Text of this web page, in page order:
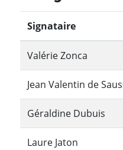
Signataire
Valérie Zonca
Jean Valentin de
Géraldine Dubuis
Laure Jaton